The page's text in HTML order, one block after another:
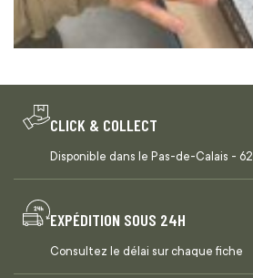
CLICK & COLLECT
Disponible dans le Pas-de-Calais - 62
EXPÉDITION SOUS 24H
Consultez le délai sur chaque fiche